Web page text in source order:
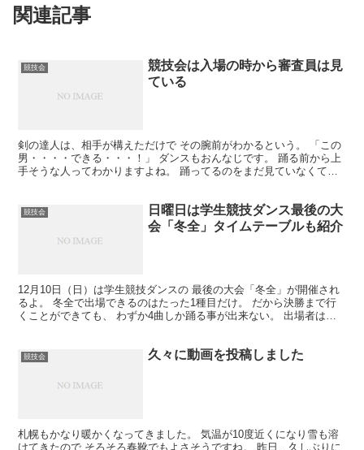
関連記事
競技会
競技会は入場の時から審査員は見
ている
剣の達人は、相手が構えただけで その腕前がわかるという。 「この
男・・・・できる・・・！」 ダンスもおんなじです。 踊る前から上
手そうな人ってわかりますよね。 踊ってるのをまだ見ていなくて
競技会
日曜日は学生競技ダンス最後の大
会「冬全」タイムテーブルも紹介
12月10日（日）は学生競技ダンスの 最後の大会「冬全」が開催され
るよ。 冬全で出場できるのはたった1種目だけ。 だから決勝まで行
くことができても、 わずか4曲しか踊る事が出来ない。 出場者はそ
競技会 久々に動画を投稿しました
札幌もかなり暖かくなってきました。 気温が10度近くになり雪も溶
けてきたので そろそろ春靴でもよさそうですね。 昨日、久しぶりに